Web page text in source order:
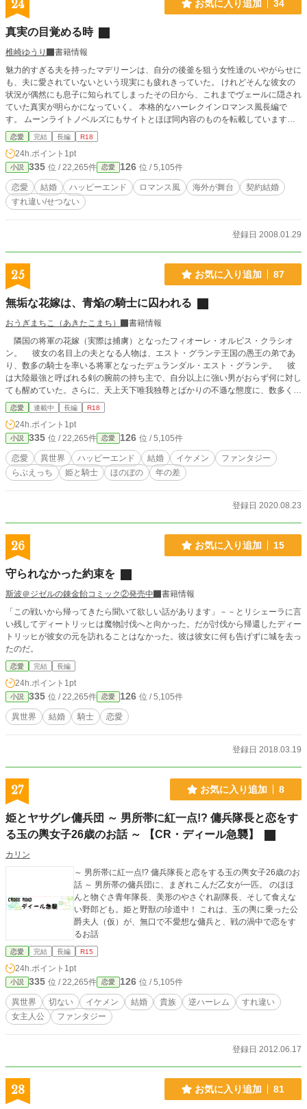
24 お気に入り追加 34
真実の目覚める時
椎崎ゆうり
書籍情報
魅力的すぎる夫を持ったマデリーンは、自分の後釜を狙う女性達のいやがらせに
も、夫に愛されていないという現実にも疲れきっていた。 けれどそんな彼女の
状況が偶然にも息子に知られてしまったその日から、これまでヴェールに隠され
ていた真実が明らかになっていく。 本格的なハーレクインロマンス風長編で
す。 ムーンライトノベルズにもサイトとほぼ同内容のものを転載しています。
【Amazonにて大幅に加筆修正+前日談・後日談を含んだKindle版を出版しまし
た！】 詳細についてはサイトをご確認ください。
恋愛 完結 長編 R18
24h.ポイント 1pt
小説 335 位 / 22,265件 恋愛 126 位 / 5,105件
恋愛 結婚 ハッピーエンド ロマンス風 海外が舞台
契約結婚
すれ違い/せつない
登録日 2008.01.29
25 お気に入り追加 87
無垢な花嫁は、青焔の騎士に囚われる
おうぎまちこ（あきたこまち）
書籍情報
隣国の将軍の花嫁（実際は捕虜）となったフィオーレ・オルビス・クラシオ
ン。 彼女の名目上の夫となる人物は、エスト・グランテ王国の愚王の弟であ
り、数多の騎士を率いる将軍となったデュランダル・エスト・グランテ。 彼
は大陸最強と呼ばれる剣の腕前の持ち主で、自分以上に強い男がおらず何に対し
ても醒めていた。さらに、天上天下唯我独尊とばかりの不遜な態度に、数多くの
女性との浮名を流すという問題の人物だった。 神に認められた夫婦になるた
めに、皆の前で交わらなければならないという、最悪な婚礼の儀式から始まった
二人だったが、徐々に愛を育んでいく。 これは――政略結婚で得た純真無垢
な幼な妻フィオーレに、何事にも本気になれなかったデュランダルが本気の恋に
落ちてしまい、二人が相思相愛になるまでの物語。 ※R18に※。第1話は一応R
18。完全な処女喪失は少し先。大体全話※。 ※最初2～3話シリアス、中間はほ
のぼの、最後はシリアスからのハッピーエンドになります。 ※ほのぼの部分は
相手役は遊び人設定ですが、性描写は主人公とだけです。 ※新婚旅行編の途
編になりました。 ※章ごと、各前中後編ごとに読んでも、性描写等は楽しめま
す（公開えっち、人に見られちゃう？、野外、素股、クンニ、フェラ等々）
恋愛 連載中 長編 R18
24h.ポイント 1pt
小説 335 位 / 22,265件 恋愛 126 位 / 5,105件
恋愛 異世界 ハッピーエンド 結婚 イケメン
ファンタジー
らぶえっち
姫と騎士 ほのぼの 年の差
登録日 2020.08.23
26 お気に入り追加 15
守られなかった約束を
斯波＠ジゼルの錬金飴コミック②発売中
書籍情報
「この戦いから帰ってきたら聞いて欲しい話があります」－－とリシェーラに言
い残してディートリッヒは魔物討伐へと向かった。だが討伐から帰還したディー
トリッヒが彼女の元を訪れることはなかった。彼は彼女に何も告げずに城を去っ
たのだ。
恋愛 完結 長編
24h.ポイント 1pt
小説 335 位 / 22,265件 恋愛 126 位 / 5,105件
異世界 結婚 騎士 恋愛
登録日 2018.03.19
27 お気に入り追加 8
姫とヤサグレ傭兵団 ～ 男所帯に紅一点!? 傭兵隊長と恋をす
る玉の輿女子26歳のお話 ～ 【CR・ディール急襲】
カリン
～ 男所帯に紅一点!? 傭兵隊長と恋をする玉の輿女子26歳のお
話 ～ 男所帯の傭兵団に、まぎれこんだ乙女が一匹。 のほほ
んと物ぐさ青年隊長、美形のやさぐれ副隊長、そして食えな
い野郎ども。姫と野獣の珍道中！ これは、玉の輿に乗った公
爵夫人（仮）が、無口で不愛想な傭兵と、戦の渦中で恋をす
るお話
恋愛 完結 長編 R15
24h.ポイント 1pt
小説 335 位 / 22,265件 恋愛 126 位 / 5,105件
異世界 切ない イケメン 結婚 貴族 逆ハーレム
すれ違い
女主人公
ファンタジー
登録日 2012.06.17
28 お気に入り追加 81